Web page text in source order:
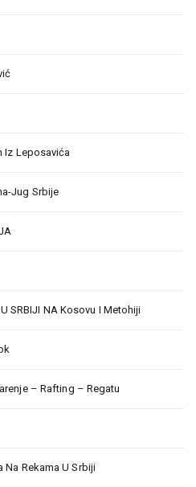
Iz Leposavića
Jug Srbije
SRBIJI NA Kosovu I Metohiji
– Rafting – Regatu
Na Rekama U Srbiji